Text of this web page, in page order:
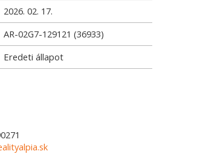
2026. 02. 17.
AR-02G7-129121 (36933)
Eredeti állapot